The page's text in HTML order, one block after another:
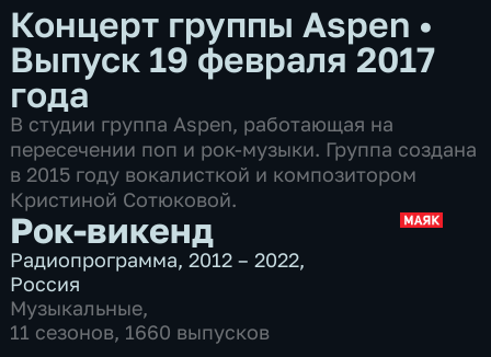
Концерт группы Aspen •
Выпуск 19 февраля 2017
года
В студии группа Aspen, работающая на
пересечении поп и рок-музыки. Группа создана
в 2015 году вокалисткой и композитором
Кристиной Сотюковой.
Рок-викенд
Радиопрограмма,2012 – 2022,
Россия
Музыкальные,
11 сезонов, 1660 выпусков